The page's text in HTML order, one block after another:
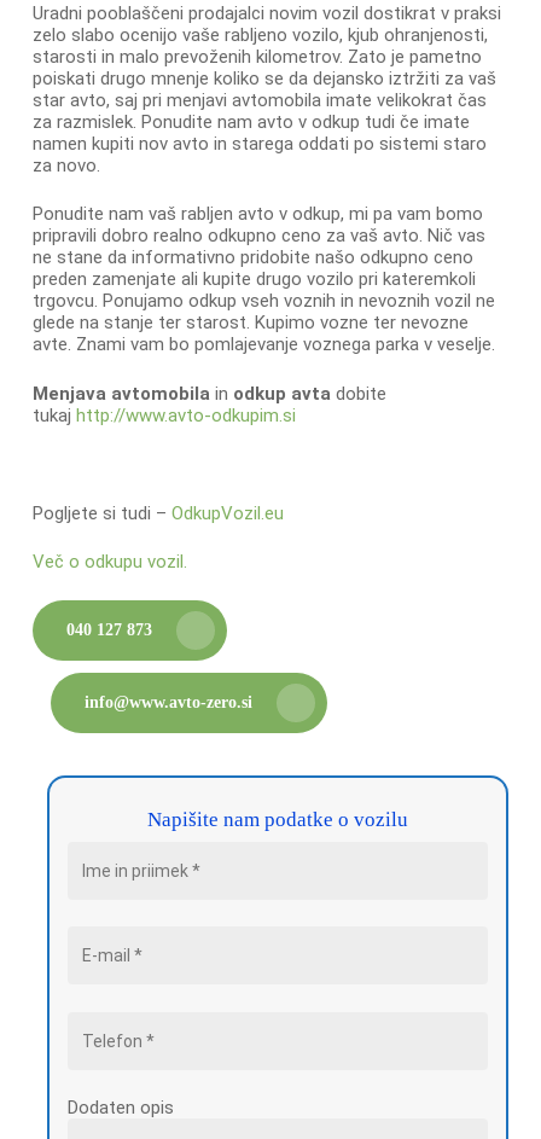
Uradni pooblaščeni prodajalci novim vozil dostikrat v praksi
zelo slabo ocenijo vaše rabljeno vozilo, kjub ohranjenosti,
starosti in malo prevoženih kilometrov. Zato je pametno
poiskati drugo mnenje koliko se da dejansko iztržiti za vaš
star avto, saj pri menjavi avtomobila imate velikokrat čas
za razmislek. Ponudite nam avto v odkup tudi če imate
namen kupiti nov avto in starega oddati po sistemi staro
za novo.
Ponudite nam vaš rabljen avto v odkup, mi pa vam bomo
pripravili dobro realno odkupno ceno za vaš avto. Nič vas
ne stane da informativno pridobite našo odkupno ceno
preden zamenjate ali kupite drugo vozilo pri kateremkoli
trgovcu. Ponujamo odkup vseh voznih in nevoznih vozil ne
glede na stanje ter starost. Kupimo vozne ter nevozne
avte. Znami vam bo pomlajevanje voznega parka v veselje.
Menjava avtomobila in odkup avta dobite
tukaj http://www.avto-odkupim.si
Pogljete si tudi – OdkupVozil.eu
Več o odkupu vozil.
040 127 873
info@www.avto-zero.si
Napišite nam podatke o vozilu
Dodaten opis